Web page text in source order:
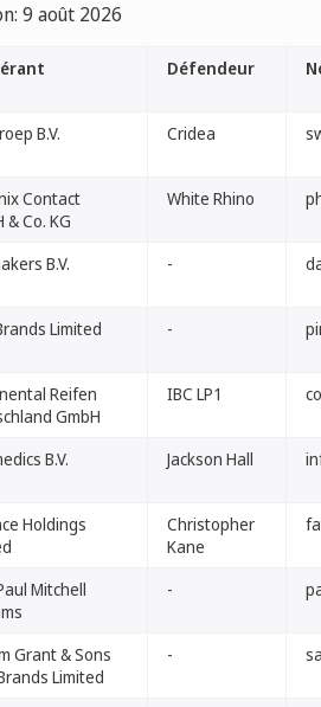
9 août 2026
Défendeur
B.V. Cridea
Contact
& Co. KG
White Rhino
B.V. -
Limited -
Reifen
GmbH
IBC LP1
B.V. Jackson Hall
Holdings
Christopher
Kane
Mitchell
-
Grant & Sons
Limited
-